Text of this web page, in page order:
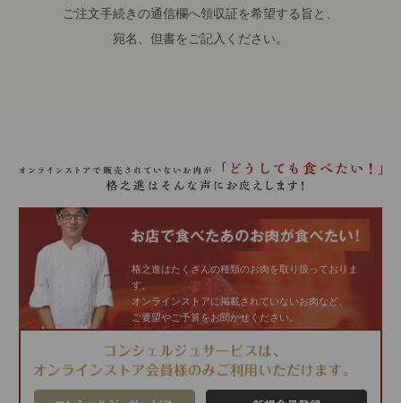
ご注文手続きの通信欄へ領収証を希望する旨と、
宛名、但書をご記入ください。
格之進はたくさんの種類のお肉を取り扱っておりま
す。
オンラインストアに掲載されていないお肉など、
ご要望やご予算をお聞かせください。